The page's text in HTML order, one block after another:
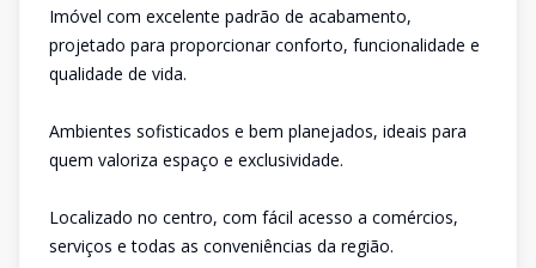
Imóvel com excelente padrão de acabamento,
projetado para proporcionar conforto, funcionalidade e
qualidade de vida.
Ambientes sofisticados e bem planejados, ideais para
quem valoriza espaço e exclusividade.
Localizado no centro, com fácil acesso a comércios,
serviços e todas as conveniências da região.